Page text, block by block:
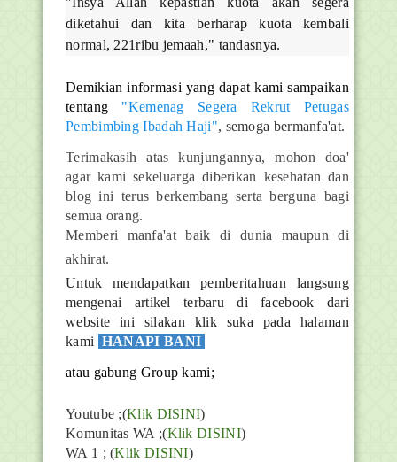
diketahui dan kita berharap kuota kembali
normal, 221ribu jemaah," tandasnya.
Demikian informasi yang dapat kami sampaikan
tentang
"Kemenag Segera Rekrut Petugas
Pembimbing Ibadah Haji", semoga bermanfa'at.
Terimakasih atas kunjungannya, mohon doa'
agar kami sekeluarga diberikan kesehatan dan
blog ini terus berkembang serta berguna bagi
semua orang.
Memberi manfa'at baik di dunia maupun di
akhirat.
Untuk mendapatkan pemberitahuan langsung
mengenai artikel terbaru di facebook dari
website ini silakan klik suka pada halaman
kami HANAPI BANI
atau gabung Group kami;
Youtube ;(Klik DISINI)
Komunitas WA ;(Klik DISINI)
WA 1 ; (Klik DISINI)